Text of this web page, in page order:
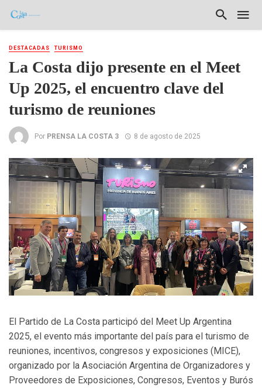
DESTACADAS TURISMO
La Costa dijo presente en el Meet
Up 2025, el encuentro clave del
turismo de reuniones
Por PRENSA LA COSTA 3 8 de agosto de 2025
El Partido de La Costa participó del Meet Up Argentina
2025, el evento más importante del país para el turismo de
reuniones, incentivos, congresos y exposiciones (MICE),
organizado por la Asociación Argentina de Organizadores y
Proveedores de Exposiciones, Congresos, Eventos y Burós